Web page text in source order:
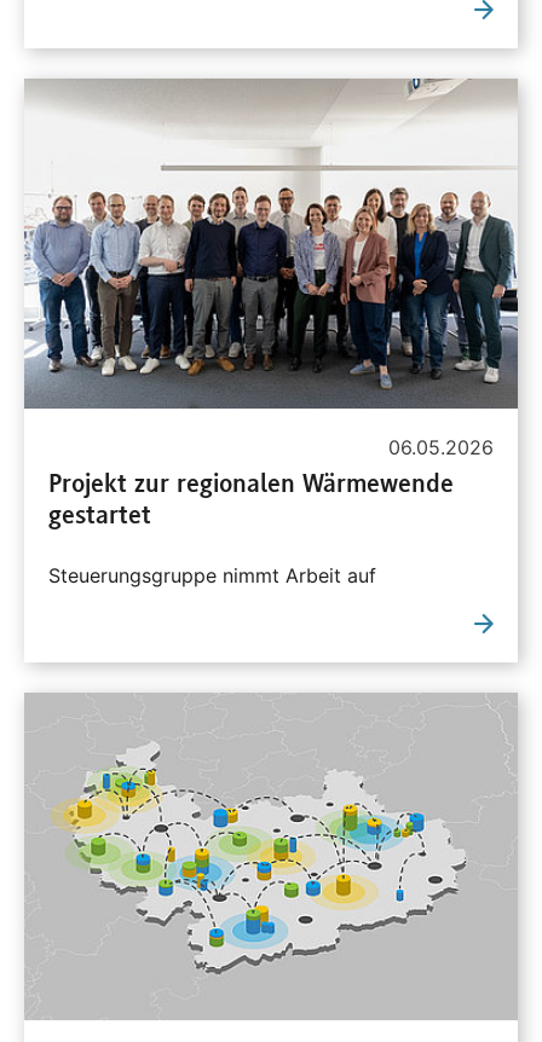
06.05.2026
Projekt zur regionalen Wärmewende
gestartet
Steuerungsgruppe nimmt Arbeit auf